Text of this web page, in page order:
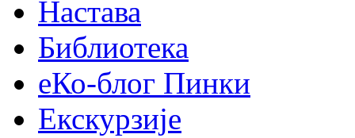
Настава
Библиотека
еКо-блог Пинки
Екскурзије